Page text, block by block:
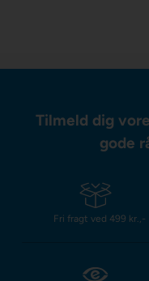
Tilmeld dig
gode
Fri fragt ved 499 kr.,-